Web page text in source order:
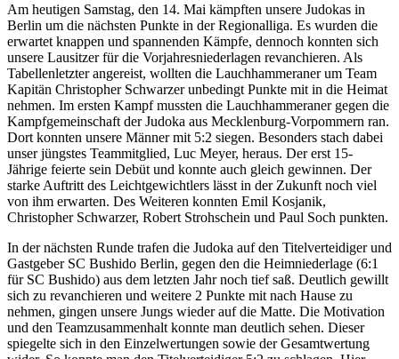
Am heutigen Samstag, den 14. Mai kämpften unsere Judokas in
Berlin um die nächsten Punkte in der Regionalliga. Es wurden die
erwartet knappen und spannenden Kämpfe, dennoch konnten sich
unsere Lausitzer für die Vorjahresniederlagen revanchieren. Als
Tabellenletzter angereist, wollten die Lauchhammeraner um Team
Kapitän Christopher Schwarzer unbedingt Punkte mit in die Heimat
nehmen. Im ersten Kampf mussten die Lauchhammeraner gegen die
Kampfgemeinschaft der Judoka aus Mecklenburg-Vorpommern ran.
Dort konnten unsere Männer mit 5:2 siegen. Besonders stach dabei
unser jüngstes Teammitglied, Luc Meyer, heraus. Der erst 15-
Jährige feierte sein Debüt und konnte auch gleich gewinnen. Der
starke Auftritt des Leichtgewichtlers lässt in der Zukunft noch viel
von ihm erwarten. Des Weiteren konnten Emil Kosjanik,
Christopher Schwarzer, Robert Strohschein und Paul Soch punkten.
In der nächsten Runde trafen die Judoka auf den Titelverteidiger und
Gastgeber SC Bushido Berlin, gegen den die Heimniederlage (6:1
für SC Bushido) aus dem letzten Jahr noch tief saß. Deutlich gewillt
sich zu revanchieren und weitere 2 Punkte mit nach Hause zu
nehmen, gingen unsere Jungs wieder auf die Matte. Die Motivation
und den Teamzusammenhalt konnte man deutlich sehen. Dieser
spiegelte sich in den Einzelwertungen sowie der Gesamtwertung